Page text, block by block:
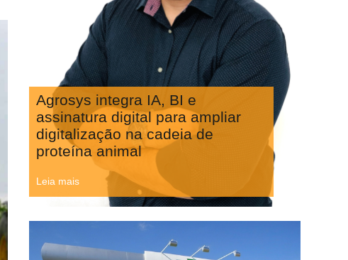
Agrosys integra IA, BI e
assinatura digital para ampliar
digitalização na cadeia de
proteína animal
Leia mais